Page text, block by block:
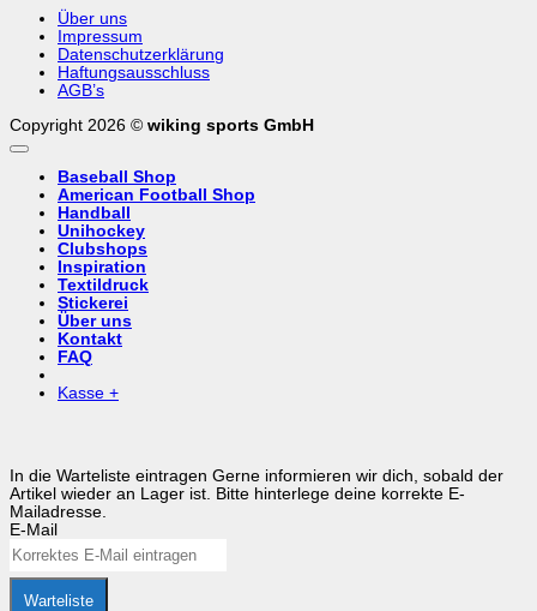
Über uns
Impressum
Datenschutzerklärung
Haftungsausschluss
AGB’s
Copyright 2026 © wiking sports GmbH
Baseball Shop
American Football Shop
Handball
Unihockey
Clubshops
Inspiration
Textildruck
Stickerei
Über uns
Kontakt
FAQ
Kasse +
In die Warteliste eintragen Gerne informieren wir dich, sobald der
Artikel wieder an Lager ist. Bitte hinterlege deine korrekte E-
Mailadresse.
E-Mail
Warteliste